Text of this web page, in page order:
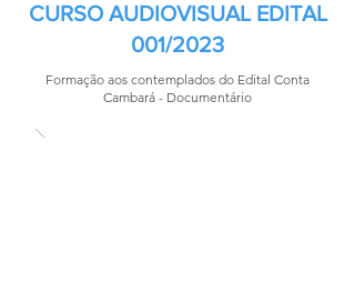
CURSO AUDIOVISUAL EDITAL
001/2023
Formação aos contemplados do Edital Conta
Cambará - Documentário